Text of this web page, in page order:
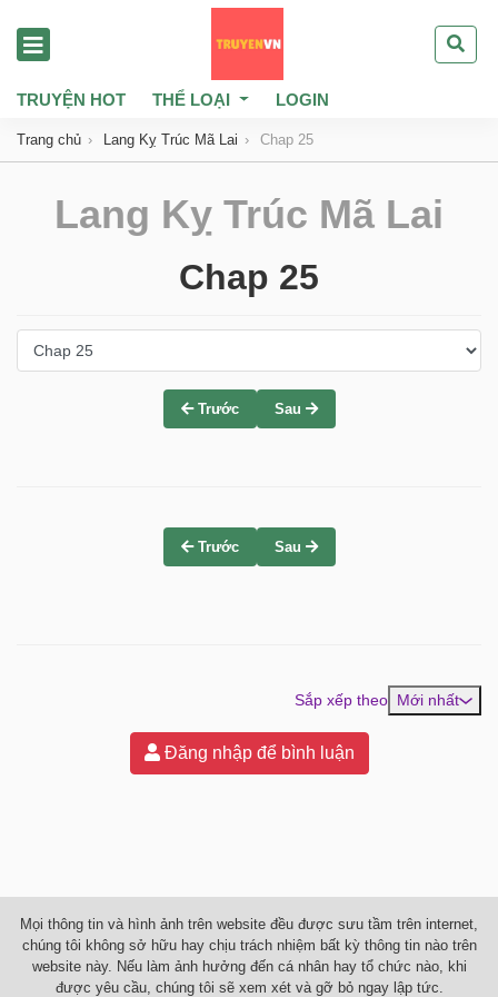
TRUYỆN HOT THỂ LOẠI LOGIN
Trang chủ Lang Kỵ Trúc Mã Lai Chap 25
Lang Kỵ Trúc Mã Lai
Chap 25
Trước Sau
Trước Sau
Sắp xếp theo Mới nhất
Đăng nhập để bình luận
Mọi thông tin và hình ảnh trên website đều được sưu tầm trên internet,
chúng tôi không sở hữu hay chịu trách nhiệm bất kỳ thông tin nào trên
website này. Nếu làm ảnh hưởng đến cá nhân hay tổ chức nào, khi
được yêu cầu, chúng tôi sẽ xem xét và gỡ bỏ ngay lập tức.